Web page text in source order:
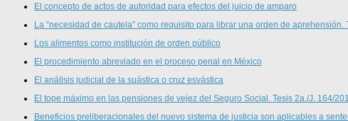
El concepto de actos de autoridad para efectos del juicio de amparo
La “necesidad de cautela” como requisito para librar una orden de aprehensión.
Los alimentos como institución de orden público
El procedimiento abreviado en el proceso penal en México
El análisis judicial de la suástica o cruz esvástica
El tope máximo en las pensiones de vejez del Seguro Social. Tesis 2a./J. 164/
Beneficios preliberacionales del nuevo sistema de justicia son aplicables a